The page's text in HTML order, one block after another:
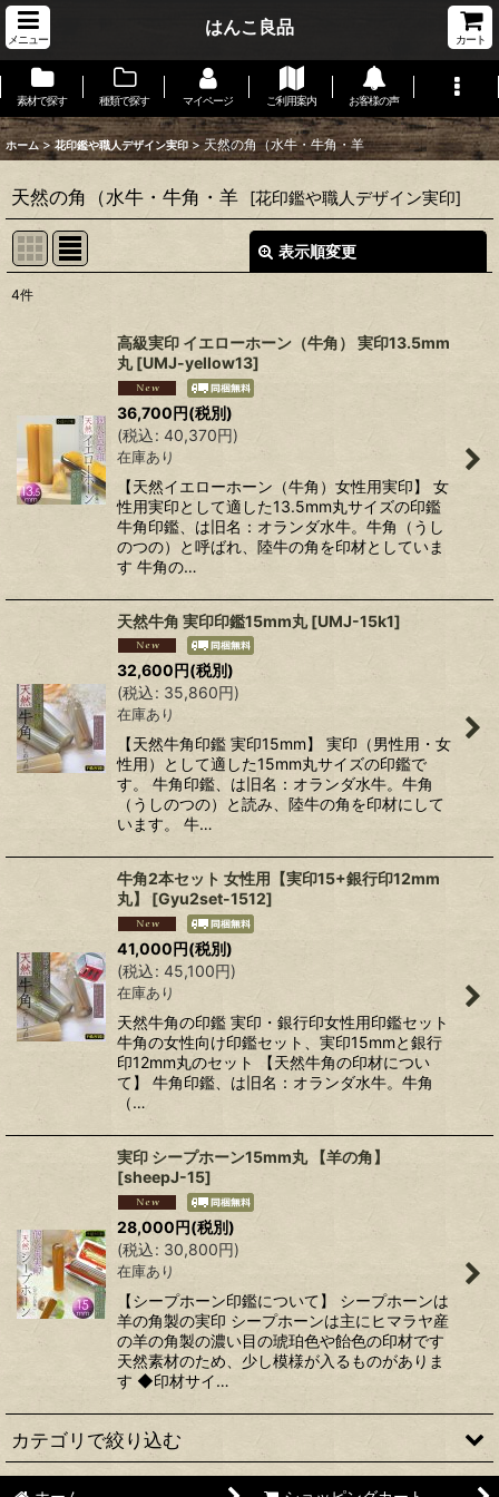
メニュー
はんこ良品
カート
素材で探す 種類で探す マイページ ご利用案内 お客様の声
ホーム > 花印鑑や職人デザイン実印 > 天然の角（水牛・牛角・羊
天然の角（水牛・牛角・羊 [花印鑑や職人デザイン実印]
表示順変更
在庫あり
並び順:
絞り込む
4件
高級実印 イエローホーン（牛角） 実印13.5mm
丸 [UMJ-yellow13]
36,700円(税別)
(税込: 40,370円)
在庫あり
【天然イエローホーン（牛角）女性用実印】 女
性用実印として適した13.5mm丸サイズの印鑑
牛角印鑑、は旧名：オランダ水牛。牛角（うし
のつの）と呼ばれ、陸牛の角を印材としていま
す 牛角の…
天然牛角 実印印鑑15mm丸 [UMJ-15k1]
32,600円(税別)
(税込: 35,860円)
在庫あり
【天然牛角印鑑 実印15mm】 実印（男性用・女
性用）として適した15mm丸サイズの印鑑で
す。 牛角印鑑、は旧名：オランダ水牛。牛角
（うしのつの）と読み、陸牛の角を印材にして
います。 牛…
牛角2本セット 女性用【実印15+銀行印12mm
丸】
[Gyu2set-1512]
41,000円(税別)
(税込: 45,100円)
在庫あり
天然牛角の印鑑 実印・銀行印女性用印鑑セット
牛角の女性向け印鑑セット、実印15mmと銀行
印12mm丸のセット 【天然牛角の印材につい
て】 牛角印鑑、は旧名：オランダ水牛。牛角
（…
実印 シープホーン15mm丸 【羊の角】
[sheepJ-15]
28,000円(税別)
(税込: 30,800円)
在庫あり
【シープホーン印鑑について】 シープホーンは
羊の角製の実印 シープホーンは主にヒマラヤ産
の羊の角製の濃い目の琥珀色や飴色の印材です
天然素材のため、少し模様が入るものがありま
す ◆印材サイ…
カテゴリで絞り込む